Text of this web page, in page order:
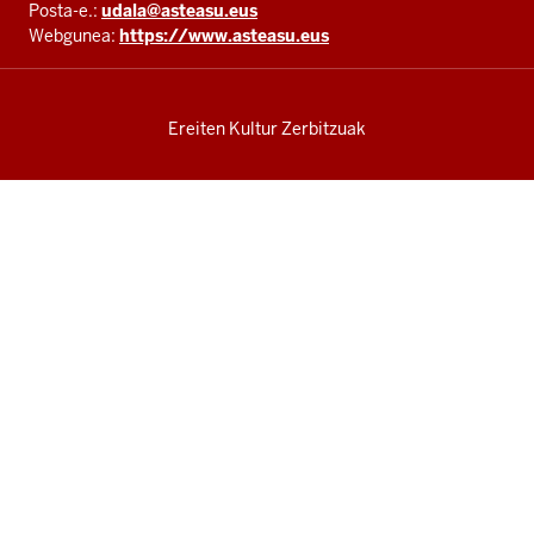
Posta-e.: udala@asteasu.eus
Webgunea: https://www.asteasu.eus
Ereiten Kultur Zerbitzuak